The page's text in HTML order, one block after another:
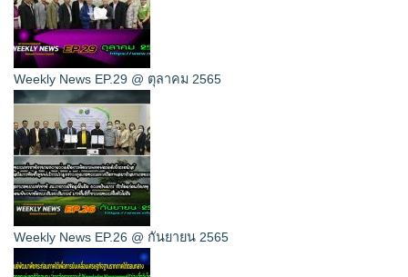
Weekly News EP.29 @ ตุลาคม 2565
Weekly News EP.26 @ กันยายน 2565